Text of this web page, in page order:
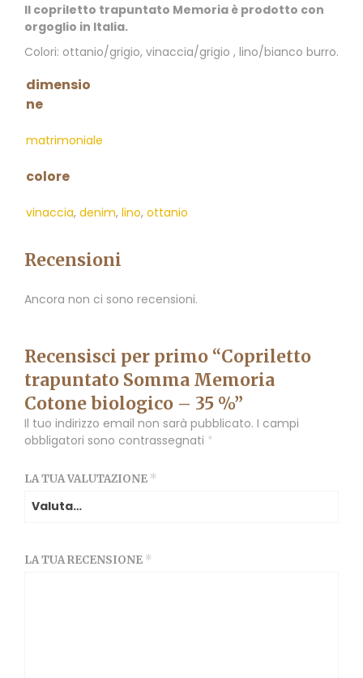
Il copriletto trapuntato Memoria è prodotto con
orgoglio in Italia.
Colori: ottanio/grigio, vinaccia/grigio , lino/bianco burro.
dimensio
ne
matrimoniale
colore
vinaccia, denim, lino, ottanio
Recensioni
Ancora non ci sono recensioni.
Recensisci per primo “Copriletto
trapuntato Somma Memoria
Cotone biologico – 35 %”
Il tuo indirizzo email non sarà pubblicato. I campi
obbligatori sono contrassegnati *
LA TUA VALUTAZIONE *
LA TUA RECENSIONE *